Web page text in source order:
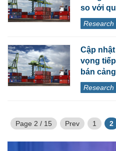
so với
Research
Cập
vọng
bán
Research
Page 2 / 15 Prev 1 2